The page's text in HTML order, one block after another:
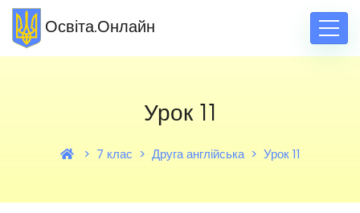
Освіта.Онлайн
Урок 11
7 клас Друга англійська Урок 11